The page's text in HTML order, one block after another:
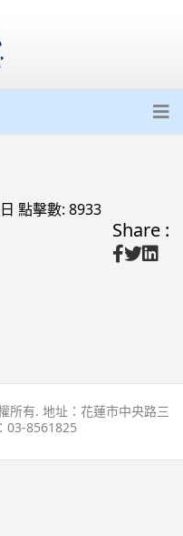
點擊數: 8933
Share :
團隊
有. 地址：花蓮市中央路三
03-8561825